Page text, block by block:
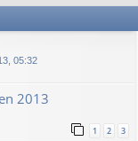
h
05:32
2013
1 2 3